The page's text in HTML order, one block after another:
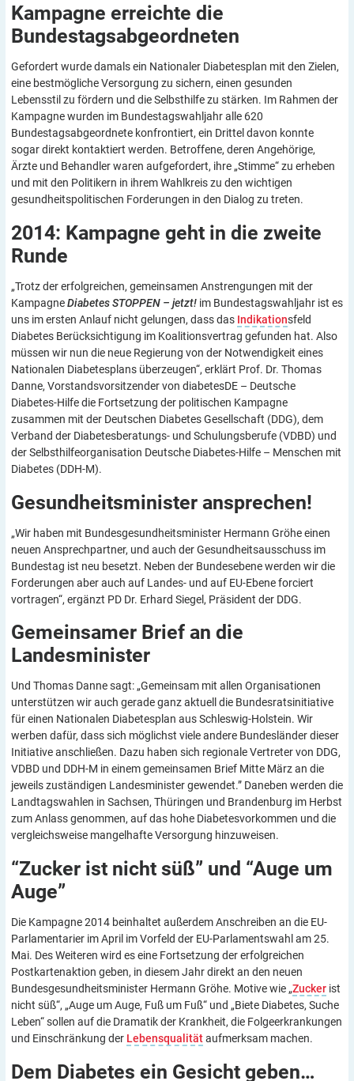
Kampagne erreichte die
Bundestagsabgeordneten
Gefordert wurde damals ein Nationaler Diabetesplan mit den Zielen,
eine bestmögliche Versorgung zu sichern, einen gesunden
Lebensstil zu fördern und die Selbsthilfe zu stärken. Im Rahmen der
Kampagne wurden im Bundestagswahljahr alle 620
Bundestagsabgeordnete konfrontiert, ein Drittel davon konnte
sogar direkt kontaktiert werden. Betroffene, deren Angehörige,
Ärzte und Behandler waren aufgefordert, ihre „Stimme“ zu erheben
und mit den Politikern in ihrem Wahlkreis zu den wichtigen
gesundheitspolitischen Forderungen in den Dialog zu treten.
2014: Kampagne geht in die zweite
Runde
„Trotz der erfolgreichen, gemeinsamen Anstrengungen mit der
KampagneDiabetes STOPPEN – jetzt! im Bundestagswahljahr ist es
uns im ersten Anlauf nicht gelungen, dass das Indikationsfeld
Diabetes Berücksichtigung im Koalitionsvertrag gefunden hat. Also
müssen wir nun die neue Regierung von der Notwendigkeit eines
Nationalen Diabetesplans überzeugen“, erklärt Prof. Dr. Thomas
Danne, Vorstandsvorsitzender von diabetesDE – Deutsche
Diabetes-Hilfe die Fortsetzung der politischen Kampagne
zusammen mit der Deutschen Diabetes Gesellschaft (DDG), dem
Verband der Diabetesberatungs- und Schulungsberufe (VDBD) und
der Selbsthilfeorganisation Deutsche Diabetes-Hilfe – Menschen mit
Diabetes (DDH-M).
Gesundheitsminister ansprechen!
„Wir haben mit Bundesgesundheitsminister Hermann Gröhe einen
neuen Ansprechpartner, und auch der Gesundheitsausschuss im
Bundestag ist neu besetzt. Neben der Bundesebene werden wir die
Forderungen aber auch auf Landes- und auf EU-Ebene forciert
vortragen“, ergänzt PD Dr. Erhard Siegel, Präsident der DDG.
Gemeinsamer Brief an die
Landesminister
Und Thomas Danne sagt: „Gemeinsam mit allen Organisationen
unterstützen wir auch gerade ganz aktuell die Bundesratsinitiative
für einen Nationalen Diabetesplan aus Schleswig-Holstein. Wir
werben dafür, dass sich möglichst viele andere Bundesländer dieser
Initiative anschließen. Dazu haben sich regionale Vertreter von DDG,
VDBD und DDH-M in einem gemeinsamen Brief Mitte März an die
jeweils zuständigen Landesminister gewendet.” Daneben werden die
Landtagswahlen in Sachsen, Thüringen und Brandenburg im Herbst
zum Anlass genommen, auf das hohe Diabetesvorkommen und die
vergleichsweise mangelhafte Versorgung hinzuweisen.
“Zucker ist nicht süß” und “Auge um
Auge”
Die Kampagne 2014 beinhaltet außerdem Anschreiben an die EU-
Parlamentarier im April im Vorfeld der EU-Parlamentswahl am 25.
Mai. Des Weiteren wird es eine Fortsetzung der erfolgreichen
Postkartenaktion geben, in diesem Jahr direkt an den neuen
Bundesgesundheitsminister Hermann Gröhe. Motive wie „Zucker ist
nicht süß“, „Auge um Auge, Fuß um Fuß“ und „Biete Diabetes, Suche
Leben“ sollen auf die Dramatik der Krankheit, die Folgeerkrankungen
und Einschränkung der Lebensqualitätaufmerksam machen.
Dem Diabetes ein Gesicht geben…